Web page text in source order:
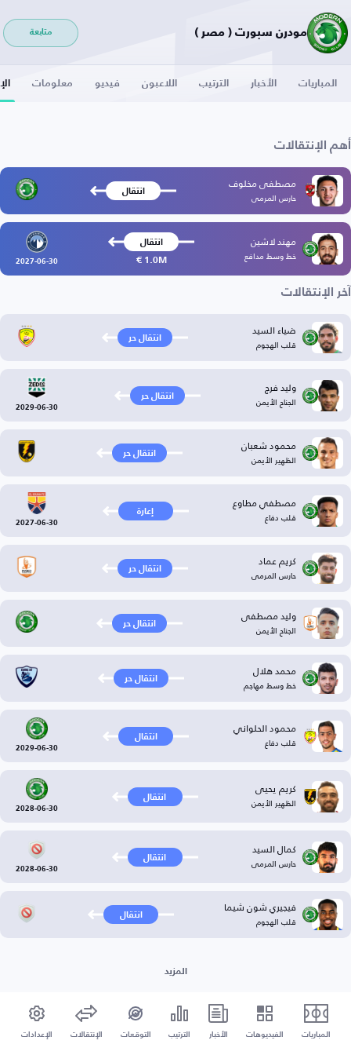
مودرن سبورت ( مصر ) متابعة
المباريات الأخبار الترتيب اللاعبون فيديو معلومات
أهم الإنتقالات
مصطفى مخلوف
حارس المرمى انتقال
مهند لاشين
خط وسط مدافع
انتقال
1.0M €
2027-06-30
آخر الإنتقالات
ضياء السيد
قلب الهجوم انتقال حر
وليد فرج
الجناح الأيمن انتقال حر
2029-06-30
محمود شعبان
الظهير الأيمن انتقال حر
مصطفي مطاوع
قلب دفاع إعارة
2027-06-30
كريم عماد
حارس المرمى انتقال حر
وليد مصطفى
الجناح الأيمن انتقال حر
محمد هلال
خط وسط مهاجم انتقال حر
محمود الحلواني
قلب دفاع انتقال
2029-06-30
كريم يحيى
الظهير الأيمن انتقال
2028-06-30
كمال السيد
حارس المرمى انتقال
2028-06-30
فيجيري شون شيما
قلب الهجوم انتقال
المزيد
المباريات الفيديوهات الأخبار الترتيب التوقعات الإنتقالات الإعدادات